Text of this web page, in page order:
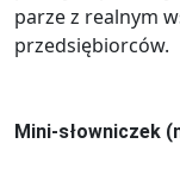
parze z realnym
przedsiębiorców.
Mini-słowniczek